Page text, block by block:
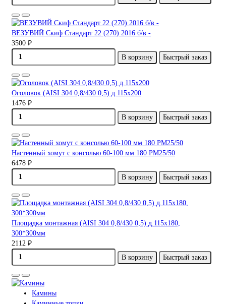
ВЕЗУВИЙ Скиф Стандарт 22 (270) 2016 б/в -
3500 ₽
В корзину
Быстрый заказ
Оголовок (AISI 304 0,8/430 0,5) д.115х200
1476 ₽
В корзину
Быстрый заказ
Настенный хомут с консолью 60-100 мм 180 PM25/50
6478 ₽
В корзину
Быстрый заказ
Площадка монтажная (AISI 304 0,8/430 0,5) д.115х180,
300*300мм
2112 ₽
В корзину
Быстрый заказ
Камины